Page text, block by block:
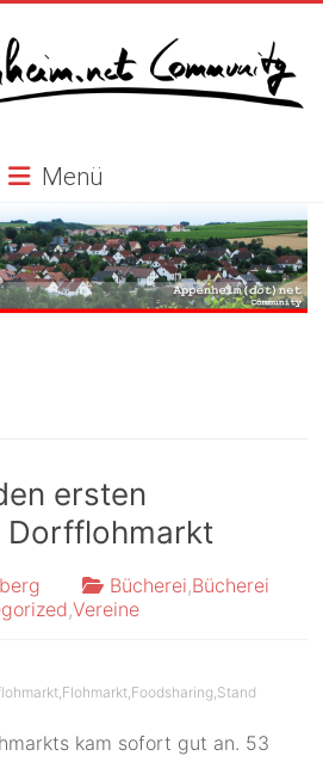
Menü
ersten
Dorfflohmarkt
Bücherei,Bücherei
,Vereine
Flohmarkt Foodsharing Stand
kam sofort gut an. 53